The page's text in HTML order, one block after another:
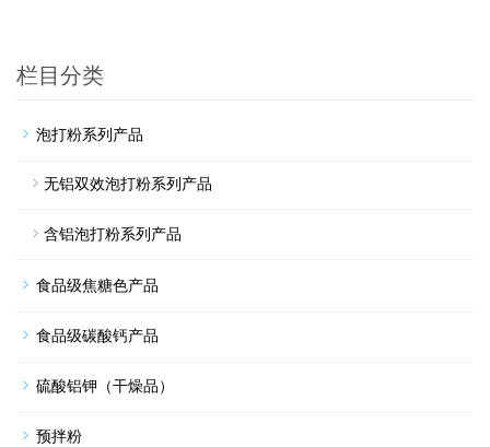
栏目分类
泡打粉系列产品
无铝双效泡打粉系列产品
含铝泡打粉系列产品
食品级焦糖色产品
食品级碳酸钙产品
硫酸铝钾（干燥品）
预拌粉